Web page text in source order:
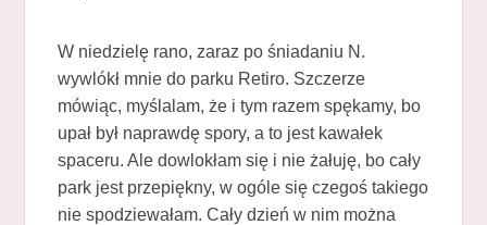
W niedzielę rano, zaraz po śniadaniu N.
wywlókł mnie do parku Retiro. Szczerze
mówiąc, myślalam, że i tym razem spękamy, bo
upał był naprawdę spory, a to jest kawałek
spaceru. Ale dowlokłam się i nie żałuję, bo cały
park jest przepiękny, w ogóle się czegoś takiego
nie spodziewałam. Cały dzień w nim można